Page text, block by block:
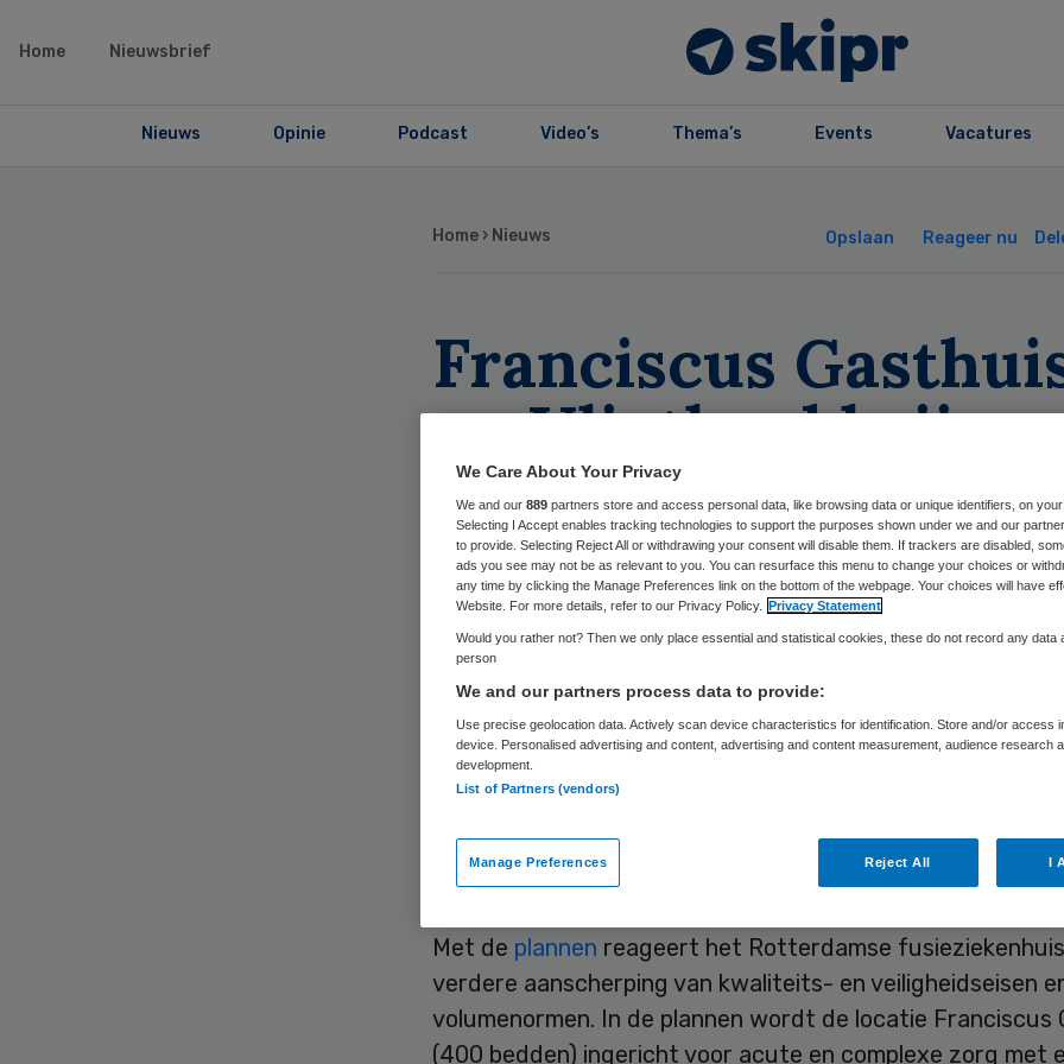
Home Nieuwsbrief
Nieuws Opinie Podcast Video’s Thema’s Events Vacatures
Home › Nieuws Opslaan Reageer nu
Franciscus
en Vlietland
scherper profiel
Skipr Redactie 4 februari 2016,15:30
Het Franciscus Gasthuis & Vlietland in Rotterdam gaat
verschillende vormen van zorg concentreren op één van
hoofdlocaties. Planbare ingrepen worden straks in het
betekent onder meer dat de geboortezorg naar deze
locatie verhuist.
Met de plannen reageert het Rotterdamse
verdere aanscherping van kwaliteits- en veiligheidseisen
volumenormen. In de plannen wordt de locatie Franciscus
(400 bedden) ingericht voor acute en complexe zorg met
We Care About Your Privacy
We and our 889 partners store and access personal data, like browsing data or unique identifiers, on your
Selecting I Accept enables tracking technologies to support the purposes shown under we and our
to provide. Selecting Reject All or withdrawing your consent will disable them. If trackers are disabled,
ads you see may not be as relevant to you. You can resurface this menu to change your choices or
any time by clicking the Manage Preferences link on the bottom of the webpage. Your choices will have
Website. For more details, refer to our Privacy Policy. Privacy Statement
Would you rather not? Then we only place essential and statistical cookies, these do not record any data
person
We and our partners process data to provide:
Use precise geolocation data. Actively scan device characteristics for identification. Store and/or access
device. Personalised advertising and content, advertising and content measurement, audience research
development.
List of Partners (vendors)
Manage Preferences Reject All I